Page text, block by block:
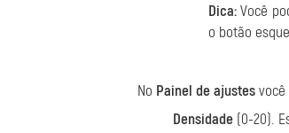
Dica:Você
o botão
No Painel de ajustes
Densidade (0-20).